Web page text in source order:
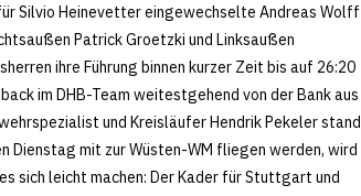
Silvio Heinevetter eingewechselte Andreas Wolff
Patrick Groetzki und Linksaußen
ihre Führung binnen kurzer Zeit bis auf 26:20
im DHB-Team weitestgehend von der Bank aus
und Kreisläufer Hendrik Pekeler stand
Dienstag mit zur Wüsten-WM fliegen werden, wird
sich leicht machen: Der Kader für Stuttgart und